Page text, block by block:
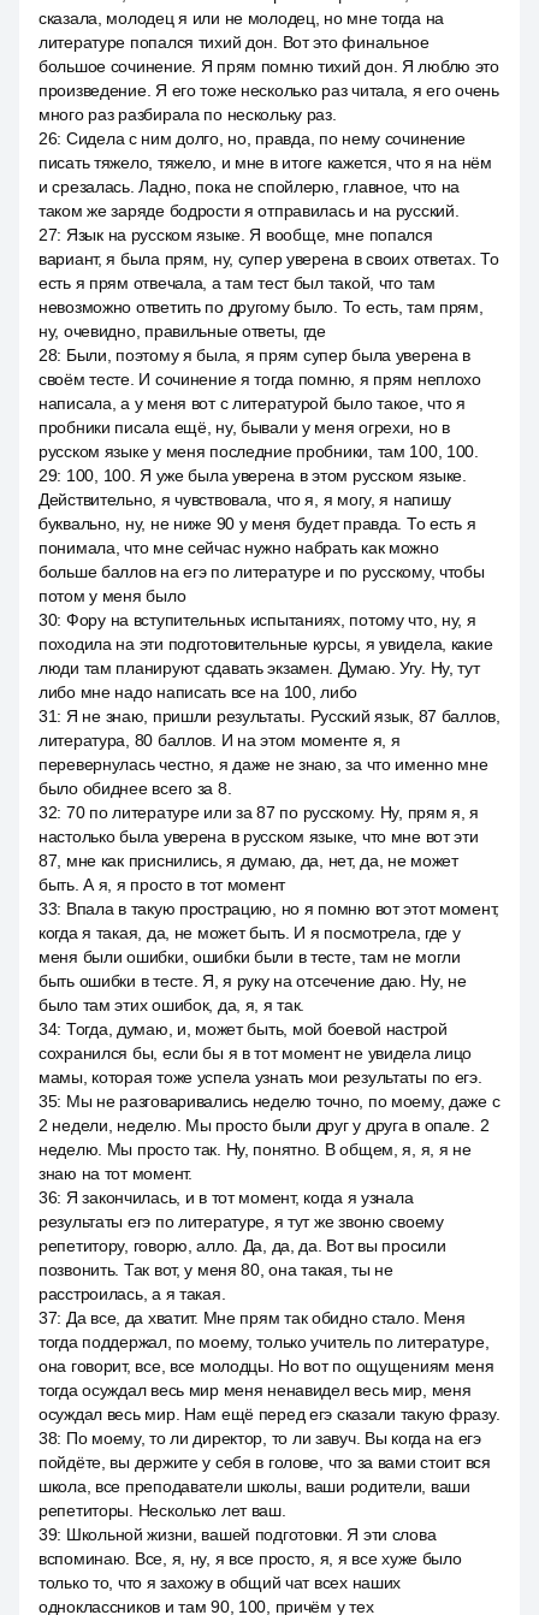
сказала, молодец я или не молодец, но мне тогда на
литературе попался тихий дон. Вот это финальное
большое сочинение. Я прям помню тихий дон. Я люблю это
произведение. Я его тоже несколько раз читала, я его очень
много раз разбирала по нескольку раз.
26: Сидела с ним долго, но, правда, по нему сочинение
писать тяжело, тяжело, и мне в итоге кажется, что я на нём
и срезалась. Ладно, пока не спойлерю, главное, что на
таком же заряде бодрости я отправилась и на русский.
27: Язык на русском языке. Я вообще, мне попался
вариант, я была прям, ну, супер уверена в своих ответах. То
есть я прям отвечала, а там тест был такой, что там
невозможно ответить по другому было. То есть, там прям,
ну, очевидно, правильные ответы, где
28: Были, поэтому я была, я прям супер была уверена в
своём тесте. И сочинение я тогда помню, я прям неплохо
написала, а у меня вот с литературой было такое, что я
пробники писала ещё, ну, бывали у меня огрехи, но в
русском языке у меня последние пробники, там 100, 100.
29: 100, 100. Я уже была уверена в этом русском языке.
Действительно, я чувствовала, что я, я могу, я напишу
буквально, ну, не ниже 90 у меня будет правда. То есть я
понимала, что мне сейчас нужно набрать как можно
больше баллов на егэ по литературе и по русскому, чтобы
потом у меня было
30: Фору на вступительных испытаниях, потому что, ну, я
походила на эти подготовительные курсы, я увидела, какие
люди там планируют сдавать экзамен. Думаю. Угу. Ну, тут
либо мне надо написать все на 100, либо
31: Я не знаю, пришли результаты. Русский язык, 87 баллов,
литература, 80 баллов. И на этом моменте я, я
перевернулась честно, я даже не знаю, за что именно мне
было обиднее всего за 8.
32: 70 по литературе или за 87 по русскому. Ну, прям я, я
настолько была уверена в русском языке, что мне вот эти
87, мне как приснились, я думаю, да, нет, да, не может
быть. А я, я просто в тот момент
33: Впала в такую прострацию, но я помню вот этот момент,
когда я такая, да, не может быть. И я посмотрела, где у
меня были ошибки, ошибки были в тесте, там не могли
быть ошибки в тесте. Я, я руку на отсечение даю. Ну, не
было там этих ошибок, да, я, я так.
34: Тогда, думаю, и, может быть, мой боевой настрой
сохранился бы, если бы я в тот момент не увидела лицо
мамы, которая тоже успела узнать мои результаты по егэ.
35: Мы не разговаривались неделю точно, по моему, даже с
2 недели, неделю. Мы просто были друг у друга в опале. 2
неделю. Мы просто так. Ну, понятно. В общем, я, я, я не
знаю на тот момент.
36: Я закончилась, и в тот момент, когда я узнала
результаты егэ по литературе, я тут же звоню своему
репетитору, говорю, алло. Да, да, да. Вот вы просили
позвонить. Так вот, у меня 80, она такая, ты не
расстроилась, а я такая.
37: Да все, да хватит. Мне прям так обидно стало. Меня
тогда поддержал, по моему, только учитель по литературе,
она говорит, все, все молодцы. Но вот по ощущениям меня
тогда осуждал весь мир меня ненавидел весь мир, меня
осуждал весь мир. Нам ещё перед егэ сказали такую фразу.
38: По моему, то ли директор, то ли завуч. Вы когда на егэ
пойдёте, вы держите у себя в голове, что за вами стоит вся
школа, все преподаватели школы, ваши родители, ваши
репетиторы. Несколько лет ваш.
39: Школьной жизни, вашей подготовки. Я эти слова
вспоминаю. Все, я, ну, я все просто, я, я все хуже было
только то, что я захожу в общий чат всех наших
одноклассников и там 90, 100, причём у тех